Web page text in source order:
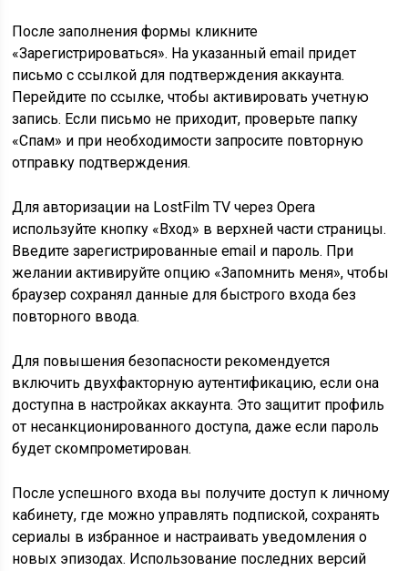
После заполнения формы кликните
«Зарегистрироваться». На указанный email придет
письмо с ссылкой для подтверждения аккаунта.
Перейдите по ссылке, чтобы активировать учетную
запись. Если письмо не приходит, проверьте папку
«Спам» и при необходимости запросите повторную
отправку подтверждения.
Для авторизации на LostFilm TV через Opera
используйте кнопку «Вход» в верхней части страницы.
Введите зарегистрированные email и пароль. При
желании активируйте опцию «Запомнить меня», чтобы
браузер сохранял данные для быстрого входа без
повторного ввода.
Для повышения безопасности рекомендуется
включить двухфакторную аутентификацию, если она
доступна в настройках аккаунта. Это защитит профиль
от несанкционированного доступа, даже если пароль
будет скомпрометирован.
После успешного входа вы получите доступ к личному
кабинету, где можно управлять подпиской, сохранять
сериалы в избранное и настраивать уведомления о
новых эпизодах. Использование последних версий